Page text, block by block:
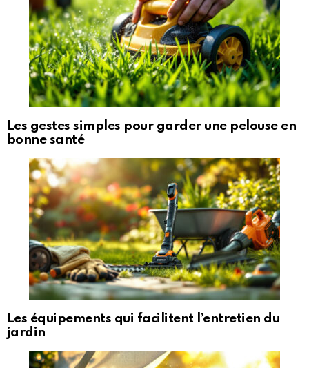
Les gestes simples pour garder une pelouse en
bonne santé
Les équipements qui facilitent l’entretien du
jardin